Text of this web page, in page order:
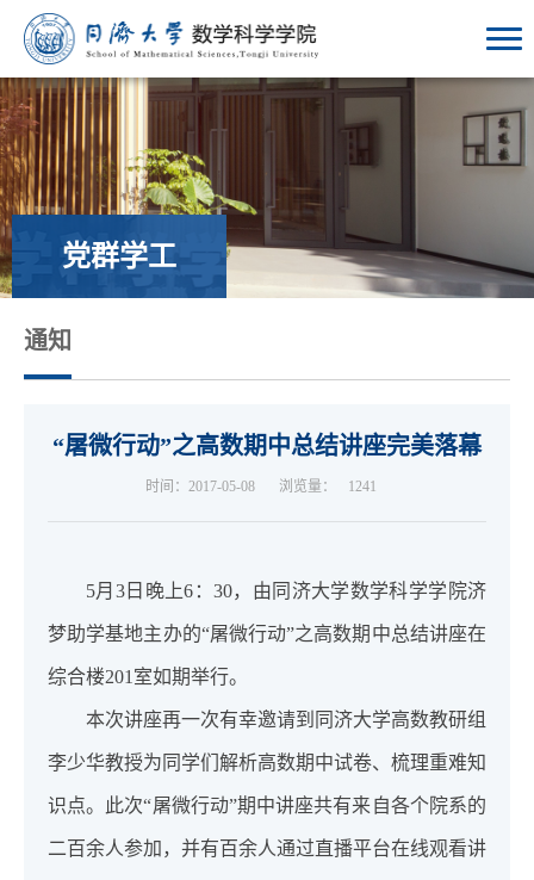
党群学工
通知
“屠微行动”之高数期中总结讲座完美落幕
时间：2017-05-08 浏览量： 1241
5月3日晚上6：30，由同济大学数学科学学院济
梦助学基地主办的“屠微行动”之高数期中总结讲座在
综合楼201室如期举行。
本次讲座再一次有幸邀请到同济大学高数教研组
李少华教授为同学们解析高数期中试卷、梳理重难知
识点。此次“屠微行动”期中讲座共有来自各个院系的
二百余人参加，并有百余人通过直播平台在线观看讲